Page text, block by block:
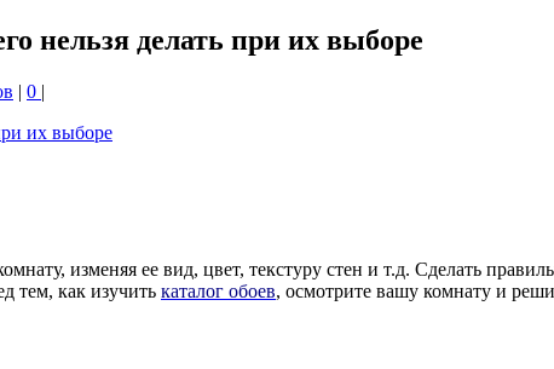
нельзя делать при их выборе
| 0 |
изменяя ее вид, цвет, текстуру стен и т.д. Сделать
тем, как изучить каталог обоев, осмотрите вашу комнату и